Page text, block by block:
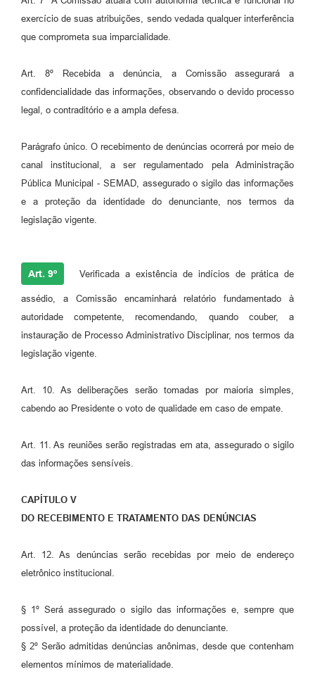
exercício de suas atribuições, sendo vedada qualquer interferência
que comprometa sua imparcialidade.
Art. 8º Recebida a denúncia, a Comissão assegurará a
confidencialidade das informações, observando o devido processo
legal, o contraditório e a ampla defesa.
Parágrafo único. O recebimento de denúncias ocorrerá por meio de
canal institucional, a ser regulamentado pela Administração
Pública Municipal - SEMAD, assegurado o sigilo das informações
e a proteção da identidade do denunciante, nos termos da
legislação vigente.
Art. 9º Verificada a existência de indícios de prática de
assédio, a Comissão encaminhará relatório fundamentado à
autoridade competente, recomendando, quando couber, a
instauração de Processo Administrativo Disciplinar, nos termos da
legislação vigente.
Art. 10. As deliberações serão tomadas por maioria simples,
cabendo ao Presidente o voto de qualidade em caso de empate.
Art. 11. As reuniões serão registradas em ata, assegurado o sigilo
das informações sensíveis.
CAPÍTULO V
DO RECEBIMENTO E TRATAMENTO DAS DENÚNCIAS
Art. 12. As denúncias serão recebidas por meio de endereço
eletrônico institucional.
§ 1º Será assegurado o sigilo das informações e, sempre que
possível, a proteção da identidade do denunciante.
§ 2º Serão admitidas denúncias anônimas, desde que contenham
elementos mínimos de materialidade.